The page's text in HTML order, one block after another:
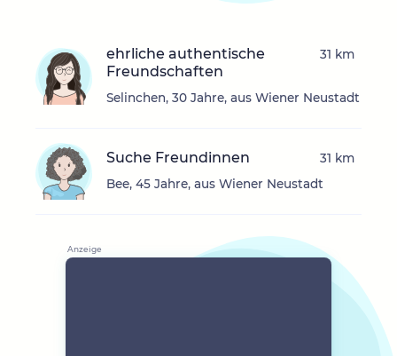
ehrliche authentische
Freundschaften
Selinchen, 30 Jahre, aus Wiener Neustadt
31 km
Suche Freundinnen
Bee, 45 Jahre, aus Wiener Neustadt
31 km